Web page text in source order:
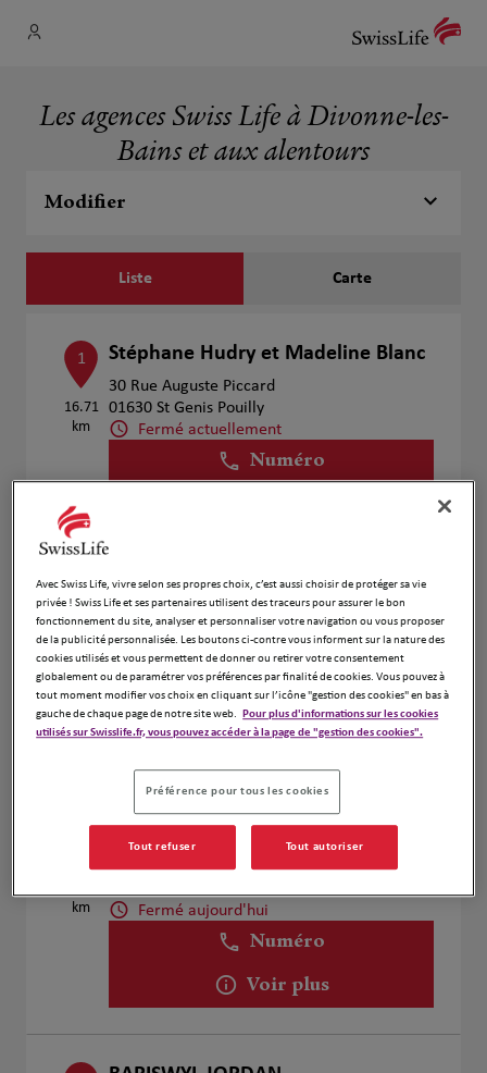
Les agences Swiss Life à Divonne-les-
Bains et aux alentours
Modifier
Liste Carte
1
16.71
km
Stéphane Hudry et Madeline Blanc
30 Rue Auguste Piccard
01630 St Genis Pouilly
Fermé actuellement
Numéro
2
22.25
Olivier Djomo
24 Rue du Commerce
74100 Annemasse
Fermé aujourd'hui
Numéro
Voir plus
km
4 Rue Petit Malbrande
Fermé aujourd'hui
Numéro
Voir plus
Avec Swiss Life, vivre selon ses propres choix, c’est aussi choisir de protéger sa vie
privée ! Swiss Life et ses partenaires utilisent des traceurs pour assurer le bon
fonctionnement du site, analyser et personnaliser votre navigation ou vous proposer
de la publicité personnalisée. Les boutons ci-contre vous informent sur la nature des
cookies utilisés et vous permettent de donner ou retirer votre consentement
globalement ou de paramétrer vos préférences par finalité de cookies. Vous pouvez à
tout moment modifier vos choix en cliquant sur l’icône "gestion des cookies" en bas à
gauche de chaque page de notre site web. Pour plus d'informations sur les cookies
utilisés sur Swisslife.fr, vous pouvez accéder à la page de "gestion des cookies".
Préférence pour tous les cookies
Tout refuser Tout autoriser